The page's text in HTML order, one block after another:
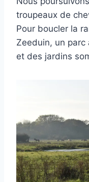
troupeaux de
Pour boucler la
Zeeduin, un
et des jardins